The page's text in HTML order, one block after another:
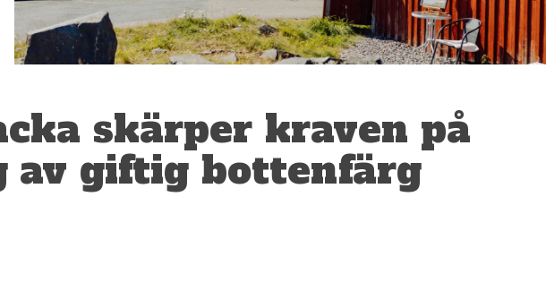
skärper kraven på
av giftig bottenfärg